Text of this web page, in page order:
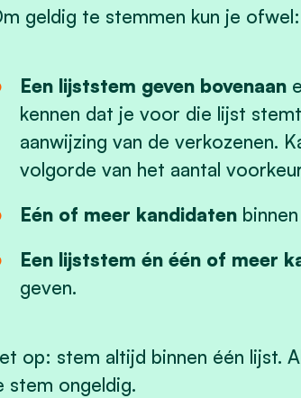
geldig te stemmen kun je ofwel:
Een lijststem geven bovenaan
kennen dat je voor die lijst
aanwijzing van de verkozenen.
volgorde van het aantal
Eén of meer kandidatenbinnen
Een lijststem én één of meer
geven.
op: stem altijd binnen één lijst.
stem ongeldig.